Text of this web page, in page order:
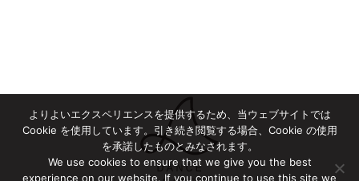
よりよいエクスペリエンスを提供するため、当ウェブサイトでは
Cookie を使用しています。引き続き閲覧する場合、Cookie の使用
を承諾したものとみなされます。
We use cookies to ensure that we give you the best
experience on our website. If you continue to use this site we